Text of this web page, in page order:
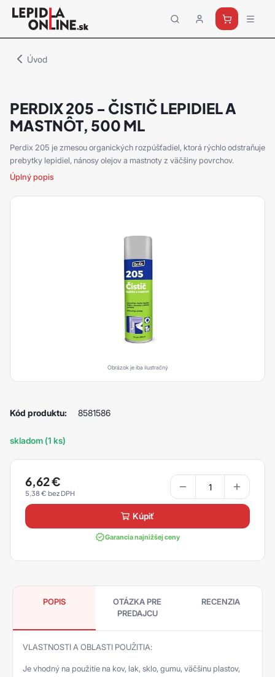
Priemyselné
lepidlá
Úvod
PERDIX 205 - ČISTIČ LEPIDIEL A
MASTNÔT, 500 ML
Perdix 205 je zmesou organických rozpúšťadiel, ktorá rýchlo odstraňuje
prebytky lepidiel, nánosy olejov a mastnoty z väčšiny povrchov.
Úplný popis
Obrázok je iba ilustračný
Kód produktu: 8581586
skladom (1 ks)
6,62€
5,38€
kúpiť
Garancia najnižšej ceny
POPIS
OTÁZKA PRE
PREDAJCU
RECENZIA
VLASTNOSTI A OBLASTI POUŽITIA:
Je vhodný na použitie na kov, lak, sklo, gumu, väčšinu plastov,